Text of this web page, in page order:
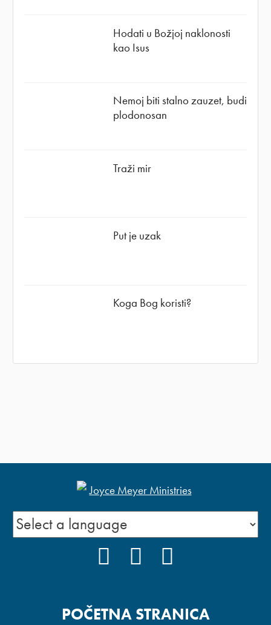
Hodati u Božjoj naklonosti
kao Isus
Nemoj biti stalno zauzet, budi
plodonosan
Traži mir
Put je uzak
Koga Bog koristi?
POČETNA STRANICA